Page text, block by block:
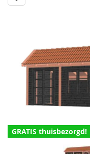
GRATIS thuisbezorgd!